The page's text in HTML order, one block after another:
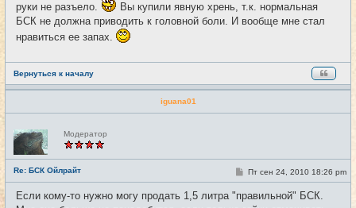
руки не разъело.
Вы купили явную хрень, т.к. нормальная
БСК не должна приводить к головной боли. И вообще мне стал
нравиться ее запах.
Вернуться к началу
iguana01
Н
е
с
е
Модератор
Re: БСК Ойлрайт #37
С
о
б
Пт сен 24, 2010 18:26 pm
Если кому-то нужно могу продать 1,5 литра "правильной" БСК.